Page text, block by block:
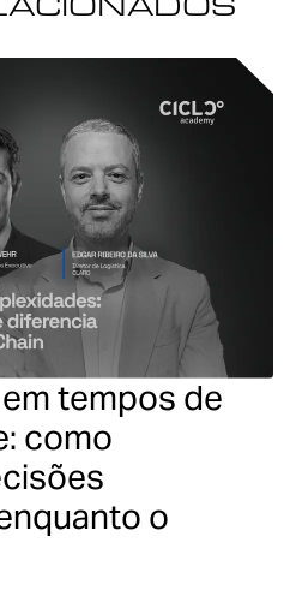
tempos de
como
o